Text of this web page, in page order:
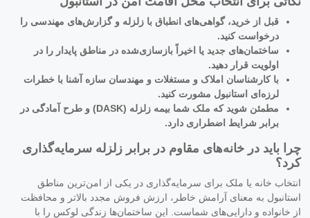
قبل از خرید، گواهی‌های انطباق با زلزله و گزارش‌های مهندسی را
درخواست کنید.
ساختمان‌های جدید یا اخیراً بازسازی‌شده در مناطق پایدار را در
اولویت قرار دهید.
با کارشناسان املاک و مستغلات و مهندسان سازه آشنا با خطرات
لرزه‌ای استانبول مشورت کنید.
مطمئن شوید که ملک شما بیمه زلزله (DASK) و طرح آمادگی در
برابر شرایط اضطراری دارد.
چرا باید در خانه‌های مقاوم در برابر زلزله سرمایه‌گذاری
کرد؟
انتخاب خانه یا ملک برای سرمایه‌گذاری در یکی از امن‌ترین مناطق
استانبول به معنای آرامش خاطر، ارزش فروش مجدد بالاتر و محافظت
از خانواده و دارایی‌های شماست. این ساختمان‌ها زندگی لوکس را با